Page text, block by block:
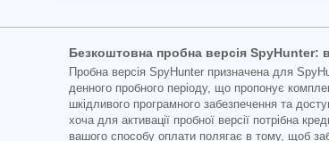
Безкоштовна пробна версія SpyHunter:
Пробна версія SpyHunter призначена для
денного пробного періоду, що пропонує
шкідливого програмного забезпечення та
хоча для активації пробної версії потрібна
вашого способу оплати полягає в тому, щоб